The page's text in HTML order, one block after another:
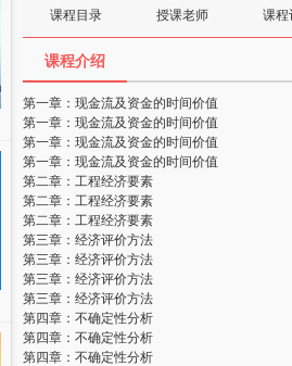
课程目录 授课老师 课程
课程介绍
第一章：现金流及资金的时间价值
第一章：现金流及资金的时间价值
第一章：现金流及资金的时间价值
第一章：现金流及资金的时间价值
第二章：工程经济要素
第二章：工程经济要素
第二章：工程经济要素
第三章：经济评价方法
第三章：经济评价方法
第三章：经济评价方法
第三章：经济评价方法
第四章：不确定性分析
第四章：不确定性分析
第四章：不确定性分析